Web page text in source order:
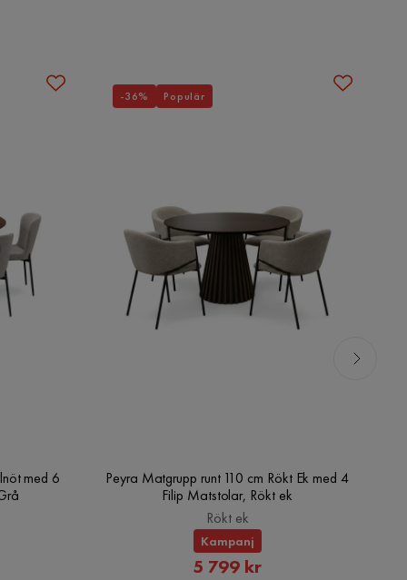
med 6
Peyra Matgrupp runt 110 cm Rökt Ek med 4
Filip Matstolar, Rökt ek
Rökt ek
Kampanj
Rabatterat
5 799 kr
-36% Populär